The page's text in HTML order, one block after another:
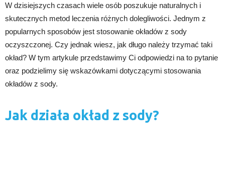
W dzisiejszych czasach wiele osób poszukuje naturalnych i
skutecznych metod leczenia różnych dolegliwości. Jednym z
popularnych sposobów jest stosowanie okładów z sody
oczyszczonej. Czy jednak wiesz, jak długo należy trzymać taki
okład? W tym artykule przedstawimy Ci odpowiedzi na to pytanie
oraz podzielimy się wskazówkami dotyczącymi stosowania
okładów z sody.
Jak działa okład z sody?